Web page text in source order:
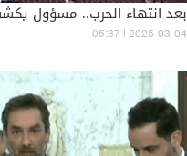
بعد انتهاء الحرب.. مسؤول
05:37 | 2025-03-04